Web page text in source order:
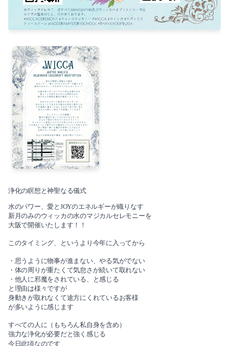
2023-08（3）
2023-03（1）
2023-01（1）
2022-12（1）
2022-11（2）
2022-09（1）
2022-06（3）
2022-05（3）
2024-03（2）
2024-01（1）
2023-11（1）
2023-10（1）
2023-08（3）
2023-03（1）
2023-01（1）
2022-12（1）
2022-09（1）
浄化の瞑想と神聖なる儀式
水のパワー、愛とJOYのエネルギーが織りなす
新月のみのウィッカの水のマジカルセレモニーを
大阪で開催いたします！！
このタイミング、というより今年に入ってから
・思うように物事が進まない、やる気がでない
・体の周りが重たくて気怠さが続いて取れない
・他人に邪魔をされている、と感じる
と理由は様々ですが
身動きが取れなくて途方にくれているお客様
が多いように感じます
すべての人に（もちろん私自身を含め）
強力な浄化が必要だと強く感じる
今日此頃なのです